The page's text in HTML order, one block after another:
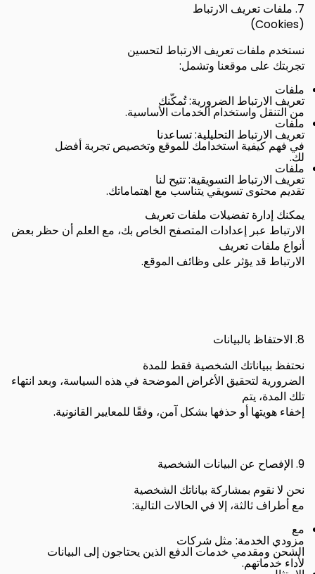
7. ملفات تعريف الارتباط
(Cookies)
نستخدم ملفات تعريف الارتباط لتحسين
تجربتك على موقعنا وتشمل:
ملفات
تعريف الارتباط الضرورية:تُمكّنك
من التنقل واستخدام الخدمات الأساسية.
ملفات
تعريف الارتباط التحليلية: تساعدنا
في فهم كيفية استخدامك للموقع وتخصيص تجربة أفضل
لك.
ملفات
تعريف الارتباط التسويقية: تتيح لنا
تقديم محتوى تسويقي يتناسب مع اهتماماتك.
يمكنك إدارة تفضيلات ملفات تعريف
الارتباط عبر إعدادات المتصفح الخاص بك، مع العلم أن حظر بعض
أنواع ملفات تعريف
الارتباط قد يؤثر على وظائف الموقع.
8. الاحتفاظ بالبيانات
نحتفظ ببياناتك الشخصية فقط للمدة
الضرورية لتحقيق الأغراض الموضحة في هذه السياسة، وبعد انتهاء
تلك المدة، يتم
إخفاء هويتها أو حذفها بشكل آمن، وفقًا للمعايير القانونية.
9. الإفصاح عن البيانات الشخصية
نحن لا نقوم بمشاركة بياناتك الشخصية
مع أطراف ثالثة، إلا في الحالات التالية:
مع
مزودي الخدمة: مثل شركات
الشحن ومقدمي خدمات الدفع الذين يحتاجون إلى البيانات
لأداء خدماتهم.